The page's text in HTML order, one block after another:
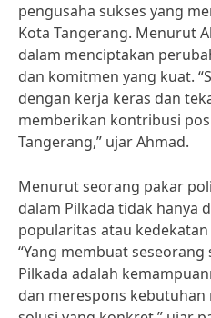
pengusaha sukses yang
Kota Tangerang. Menurut
dalam menciptakan
dan komitmen yang kuat.
dengan kerja keras dan
memberikan kontribusi
Tangerang,” ujar Ahmad.
Menurut seorang pakar
dalam Pilkada tidak hanya
popularitas atau
“Yang membuat
Pilkada adalah
dan merespons kebutuhan